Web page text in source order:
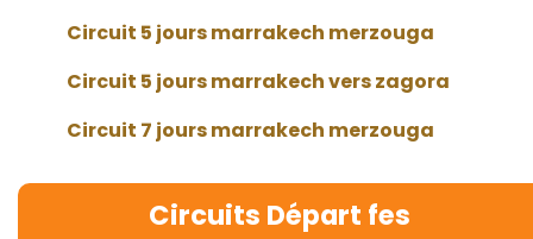
Circuit 5 jours marrakech merzouga
Circuit 5 jours marrakech vers zagora
Circuit 7 jours marrakech merzouga
Circuits Départ fes